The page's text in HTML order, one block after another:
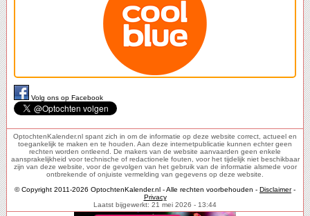
Volg ons op Facebook
OptochtenKalender.nl spant zich in om de informatie op deze website correct, actueel en
toegankelijk te maken en te houden. Aan deze internetpublicatie kunnen echter geen
rechten worden ontleend. De makers van de website aanvaarden geen enkele
aansprakelijkheid voor technische of redactionele fouten, voor het tijdelijk niet beschikbaar
zijn van deze website, voor de gevolgen van het gebruik van de informatie alsmede voor
ontbrekende of onjuiste vermelding van gegevens op deze website.
© Copyright 2011-2026 OptochtenKalender.nl - Alle rechten voorbehouden - Disclaimer-
Privacy
Laatst bijgewerkt: 21 mei 2026 - 13:44